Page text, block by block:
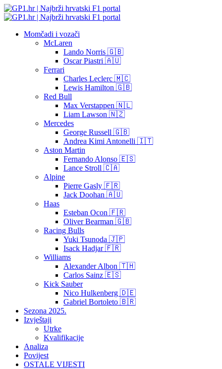
Momčadi i vozači
McLaren
Lando Norris 🇬🇧
Oscar Piastri 🇦🇺
Ferrari
Charles Leclerc 🇲🇨
Lewis Hamilton 🇬🇧
Red Bull
Max Verstappen 🇳🇱
Liam Lawson 🇳🇿
Mercedes
George Russell 🇬🇧
Andrea Kimi Antonelli 🇮🇹
Aston Martin
Fernando Alonso 🇪🇸
Lance Stroll 🇨🇦
Alpine
Pierre Gasly 🇫🇷
Jack Doohan 🇦🇺
Haas
Esteban Ocon 🇫🇷
Oliver Bearman 🇬🇧
Racing Bulls
Yuki Tsunoda 🇯🇵
Isack Hadjar 🇫🇷
Williams
Alexander Albon 🇹🇭
Carlos Sainz 🇪🇸
Kick Sauber
Nico Hulkenberg 🇩🇪
Gabriel Bortoleto 🇧🇷
Sezona 2025.
Izvještaji
Utrke
Kvalifikacije
Analiza
Povijest
OSTALE VIJESTI